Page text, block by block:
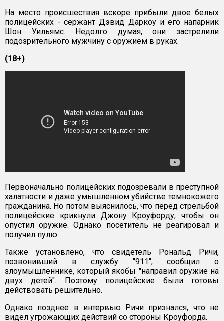
На место происшествия вскоре прибыли двое белых
полицейских - сержант Дэвид Даркоу и его напарник
Шон Уильямс. Недолго думая, они застрелили
подозрительного мужчину с оружием в руках.
(18+)
Первоначально полицейских подозревали в преступной
халатности и даже умышленном убийстве темнокожего
гражданина. Но потом выяснилось, что перед стрельбой
полицейские крикнули Джону Кроуфорду, чтобы он
опустил оружие. Однако посетитель не реагировал и
получил пулю.
Также установлено, что свидетель Рональд Ричи,
позвонивший в службу "911", сообщил о
злоумышленнике, который якобы "направил оружие на
двух детей". Поэтому полицейские были готовы
действовать решительно.
Однако позднее в интервью Ричи признался, что не
видел угрожающих действий со стороны Кроуфорда.